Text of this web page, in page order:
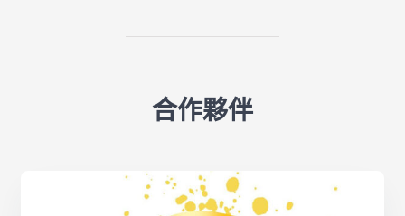
合作夥伴